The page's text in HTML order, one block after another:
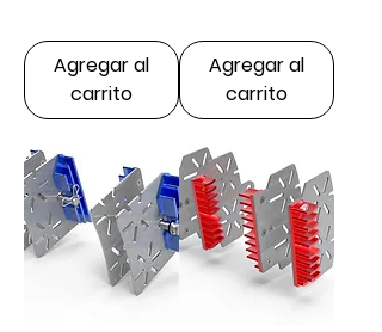
Agregar al
carrito
Agregar al
carrito